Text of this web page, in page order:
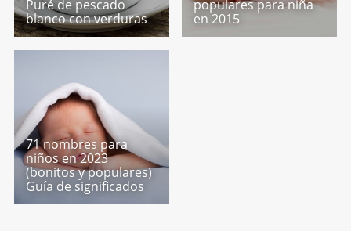
Puré de pescado
blanco con verduras
populares para niña
en 2015
71 nombres para
niños en 2023
(bonitos y populares)
Guía de significados